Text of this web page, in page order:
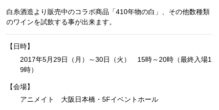
白糸酒造より販売中のコラボ商品「410年物の白」、その他数種類
のワインを試飲する事が出来ます。
【日時】
2017年5月29日（月）～30日（火） 15時～20時（最終入場1
9時）
【会場】
アニメイト 大阪日本橋・5Fイベントホール